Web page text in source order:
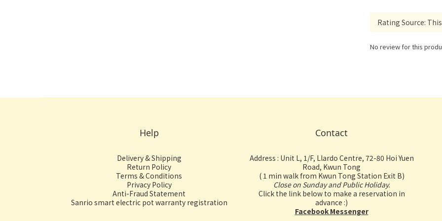
No review for this
Help
Delivery & Shipping
Return Policy
Terms & Conditions
Privacy Policy
Anti-Fraud Statement
Sanrio smart electric pot warranty registration
Contact
Address : Unit L, 1/F, Llardo Centre, 72-80 Hoi Yuen
Road, Kwun Tong
( 1 min walk from Kwun Tong Station Exit B)
Close on Sunday and Public Holiday.
Click the link below to make a reservation in
advance :)
Facebook Messenger